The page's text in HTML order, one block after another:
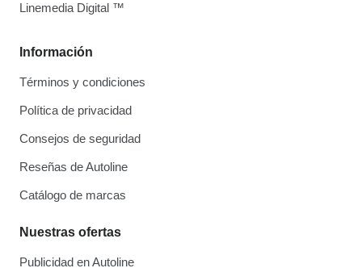
Información
Términos y condiciones
Política de privacidad
Consejos de seguridad
Reseñas de Autoline
Catálogo de marcas
Nuestras ofertas
Publicidad en Autoline
Linemedia Digital ™